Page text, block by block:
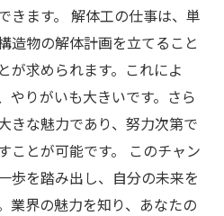
きます。 解体工の仕事は、単
造物の解体計画を立てること
が求められます。これによ
やりがいも大きいです。さら
きな魅力であり、努力次第で
ことが可能です。 このチャン
歩を踏み出し、自分の未来を
業界の魅力を知り、あなたの